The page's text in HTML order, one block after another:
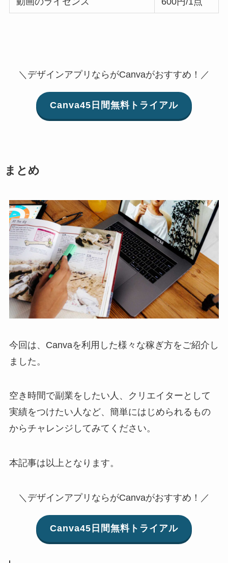
＼デザインアプリならがCanvaがおすすめ！／
Canva45日間無料トライアル
まとめ
今回は、Canvaを利用した様々な稼ぎ方をご紹介し
ました。
空き時間で副業をしたい人、クリエイターとして
実績をつけたい人など、簡単にはじめられるもの
からチャレンジしてみてください。
本記事は以上となります。
＼デザインアプリならがCanvaがおすすめ！／
Canva45日間無料トライアル